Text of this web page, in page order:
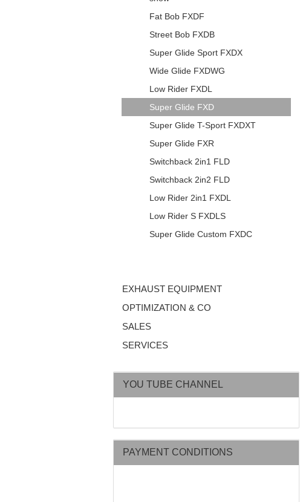
Fat Bob FXDF
Street Bob FXDB
Super Glide Sport FXDX
Wide Glide FXDWG
Low Rider FXDL
Super Glide FXD
Super Glide T-Sport FXDXT
Super Glide FXR
Switchback 2in1 FLD
Switchback 2in2 FLD
Low Rider 2in1 FXDL
Low Rider S FXDLS
Super Glide Custom FXDC
EXHAUST EQUIPMENT
OPTIMIZATION & CO
SALES
SERVICES
YOU TUBE CHANNEL
PAYMENT CONDITIONS